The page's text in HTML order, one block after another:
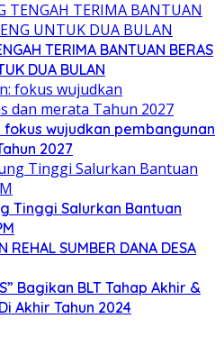
TERIMA BANTUAN BERAS
DUA BULAN
wujudkan pembangunan
2027
Tinggi Salurkan Bantuan
REHAL SUMBER DANA DESA
Bagikan BLT Tahap Akhir &
Akhir Tahun 2024